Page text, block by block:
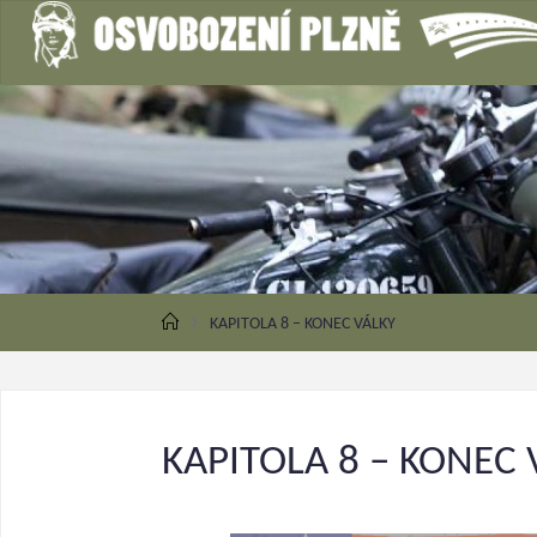
KAPITOLA 8 – KONEC VÁLKY
KAPITOLA 8 – KONEC